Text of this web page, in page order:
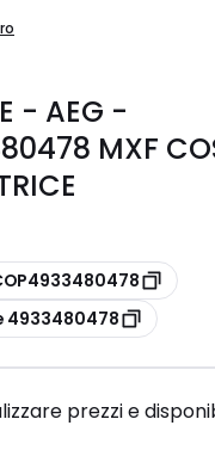
- AEG -
MXF
4933480478
prezzi e